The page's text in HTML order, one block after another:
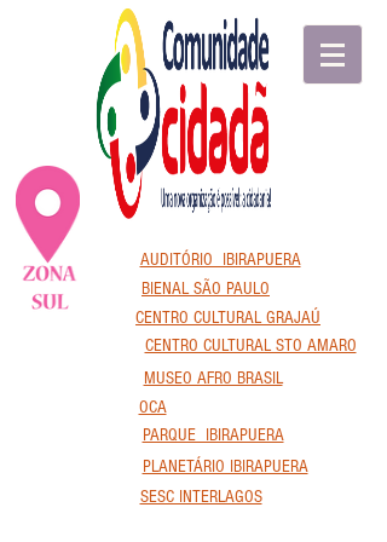
PLANETÁRIO IBIRAPUERA
OCA
PARQUE IBIRAPUERA
BIENAL SÃO PAULO
MUSEO AFRO BRASIL
AUDITÓRIO IBIRAPUERA
CENTRO CULTURAL STO AMARO
SESC INTERLAGOS
CENTRO CULTURAL GRAJAÚ